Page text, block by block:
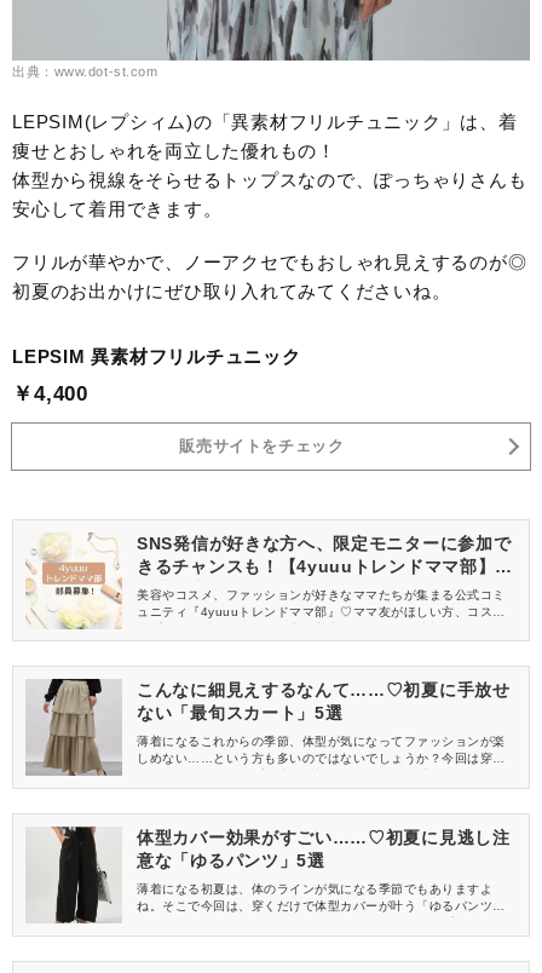
出典：www.dot-st.com
LEPSIM(レプシィム)の「異素材フリルチュニック」は、着
痩せとおしゃれを両立した優れもの！
体型から視線をそらせるトップスなので、ぽっちゃりさんも
安心して着用できます。
フリルが華やかで、ノーアクセでもおしゃれ見えするのが◎
初夏のお出かけにぜひ取り入れてみてくださいね。
LEPSIM 異素材フリルチュニック
￥4,400
販売サイトをチェック
SNS発信が好きな方へ、限定モニターに参加で
きるチャンスも！【4yuuuトレンドママ部】部
員募集中
美容やコスメ、ファッションが好きなママたちが集まる公式コミ
ュニティ『4yuuuトレンドママ部』♡ママ友がほしい方、コスメサ
信してくれる方を募集しています！
こんなに細見えするなんて……♡初夏に手放せ
ない「最旬スカート」5選
薄着になるこれからの季節、体型が気になってファッションが楽
しめない……という方も多いのではないでしょうか？今回は穿く
ト」をご紹介します♡気になる部分をカバーして、おしゃれを楽し
体型カバー効果がすごい……♡初夏に見逃し注
意な「ゆるパンツ」5選
薄着になる初夏は、体のラインが気になる季節でもありますよ
ね。そこで今回は、穿くだけで体型カバーが叶う「ゆるパンツ」
ので、ぜひご覧ください♡